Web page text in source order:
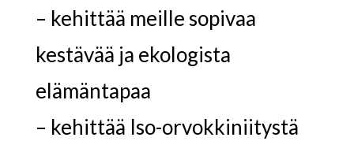
– kehittää meille sopivaa
kestävää ja ekologista
elämäntapaa
– kehittää Iso-orvokkiniitystä